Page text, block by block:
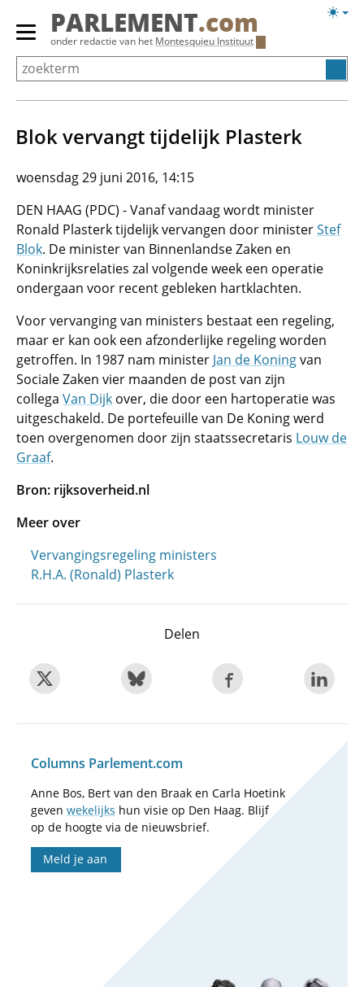
Overslaan
Primair
menu
tonen/verbergen
PARLEMENT.com
onder redactie van het Montesquieu Instituut
Blok vervangt tijdelijk Plasterk
woensdag 29 juni 2016, 14:15
DEN HAAG (PDC) - Vanaf vandaag wordt minister
Ronald Plasterk tijdelijk vervangen door ministerStef
Blok. De minister van Binnenlandse Zaken en
Koninkrijksrelaties zal volgende week een operatie
ondergaan voor recent gebleken hartklachten.
Voor vervanging van ministers bestaat een regeling,
maar er kan ook een afzonderlijke regeling worden
getroffen. In 1987 nam minister Jan de Koningvan
Sociale Zaken vier maanden de post van zijn
collega Van Dijk over, die door een hartoperatie was
uitgeschakeld. De portefeuille van De Koning werd
toen overgenomen door zijn staatssecretaris Louw de
Graaf.
Bron: rijksoverheid.nl
Meer over
Vervangingsregeling ministers
R.H.A. (Ronald) Plasterk
Delen
Columns Parlement.com
Anne Bos, Bert van den Braak en Carla Hoetink
geven wekelijks hun visie op Den Haag. Blijf
op de hoogte via de nieuwsbrief.
Meld je aan